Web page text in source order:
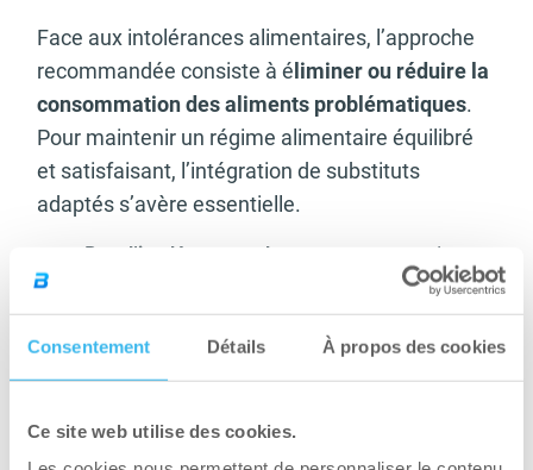
Consentement Détails À propos des cookies
Ce site web utilise des cookies.
Face aux intolérances alimentaires, l’approche
recommandée consiste à é liminer ou réduire la
consommation des aliments problématiques.
Pour maintenir un régime alimentaire équilibré
et satisfaisant, l’intégration de substituts
adaptés s’avère essentielle.
Pour l’intolérance au lactose,
optez pour des
s comme les laits
d’amande, d’avoine, de riz ou de coco,
idéalement enrichis en calcium. Les yaourts et
spécifiquement délactosés